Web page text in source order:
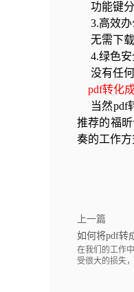
功能键分
3.高效办
无需下载
4.绿色安
没有任何
pdf转化
当然pdf
推荐的福
奏的工作方
上一篇
如何将pdf转
在我们的工作
受很大的损失